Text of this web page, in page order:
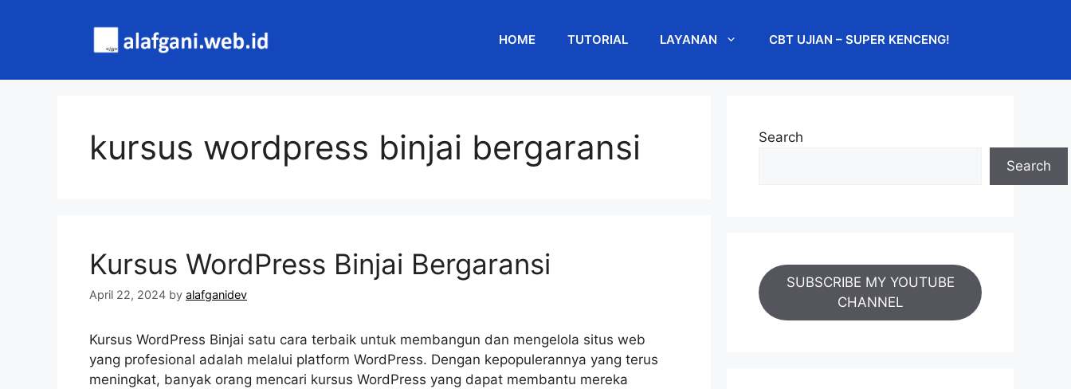
HOME TUTORIAL LAYANAN CBT UJIAN – SUPER KENCENG!
kursus wordpress binjai bergaransi
Kursus WordPress Binjai Bergaransi
April 22, 2024 by alafganidev
Kursus WordPress Binjai satu cara terbaik untuk membangun dan mengelola situs web
yang profesional adalah melalui platform WordPress. Dengan kepopulerannya yang terus
meningkat, banyak orang mencari kursus WordPress yang dapat membantu mereka
Search
Search
SUBSCRIBE MY YOUTUBE
CHANNEL